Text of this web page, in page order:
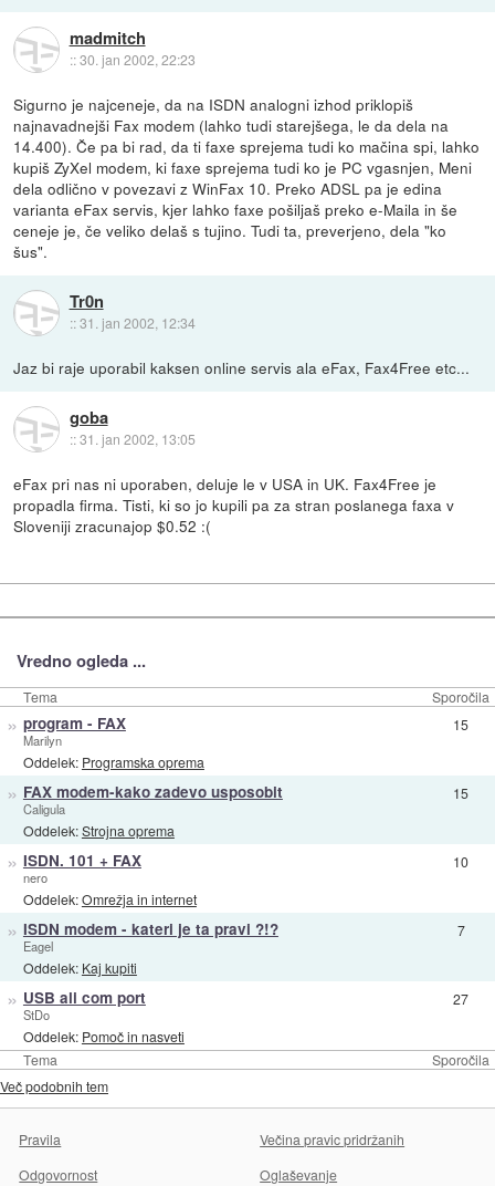
madmitch
::30. jan 2002, 22:23
Sigurno je najceneje, da na ISDN analogni izhod priklopiš
najnavadnejši Fax modem (lahko tudi starejšega, le da dela na
14.400). Če pa bi rad, da ti faxe sprejema tudi ko mačina spi, lahko
kupiš ZyXel modem, ki faxe sprejema tudi ko je PC vgasnjen, Meni
dela odlično v povezavi z WinFax 10. Preko ADSL pa je edina
varianta eFax servis, kjer lahko faxe pošiljaš preko e-Maila in še
ceneje je, če veliko delaš s tujino. Tudi ta, preverjeno, dela "ko
šus".
Tr0n
::31. jan 2002, 12:34
Jaz bi raje uporabil kaksen online servis ala eFax, Fax4Free etc...
goba
::31. jan 2002, 13:05
eFax pri nas ni uporaben, deluje le v USA in UK. Fax4Free je
propadla firma. Tisti, ki so jo kupili pa za stran poslanega faxa v
Sloveniji zracunajop $0.52 :(
Vredno ogleda ...
Tema Sporočila
Tema Sporočila
» program - FAX
Marilyn
Oddelek: Programska oprema
15
» FAX modem-kako zadevo usposobit
Caligula
Oddelek:Strojna oprema
15
» ISDN. 101 + FAX
nero
Oddelek:Omrežja in internet
10
» ISDN modem - kateri je ta pravi ?!?
Eagel
Oddelek: Kaj kupiti
7
» USB ali com port
StDo
Oddelek: Pomoč in nasveti
27
Več podobnih tem
Pravila
Večina pravic pridržanih
Odgovornost
Oglaševanje